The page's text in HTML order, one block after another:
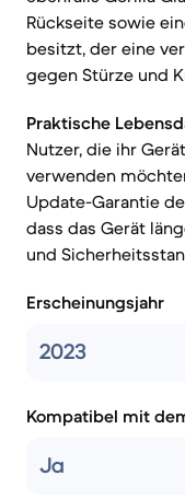
Rückseite sowie
besitzt, der eine
gegen Stürze und
Praktische
Nutzer, die ihr
verwenden
Update-Garantie
dass das Gerät
und
Erscheinungsjahr
2023
Kompatibel mit
Ja